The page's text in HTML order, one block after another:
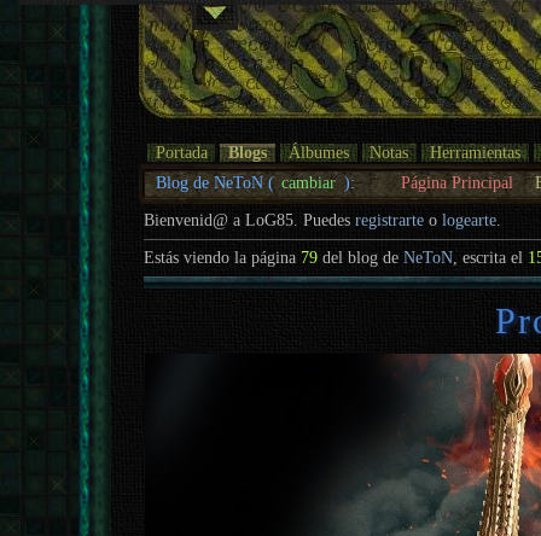
Portada Blogs Álbumes Notas
Herramientas
Blog de NeToN ( cambiar ): Página Principal
Bienvenid@ a LoG85. Puedesregistrarte ologearte.
Estás viendo la página 79 del blog deNeToN , escrita el